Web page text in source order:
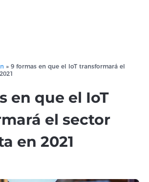
» 9 formas en que el IoT transformará el
en que el IoT
el sector
en 2021